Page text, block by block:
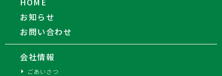
お知らせ
お問い合わせ
会社情報
ごあいさつ